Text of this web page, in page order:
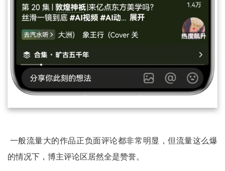
一般流量大的作品正负面评论都非常明显，但流量这么爆
的情况下，博主评论区居然全是赞誉。